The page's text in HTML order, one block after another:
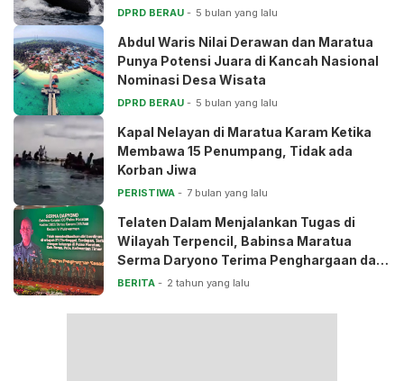
DPRD BERAU 5 bulan yang lalu
Abdul Waris Nilai Derawan dan Maratua
Punya Potensi Juara di Kancah Nasional
Nominasi Desa Wisata
DPRD BERAU 5 bulan yang lalu
Kapal Nelayan di Maratua Karam Ketika
Membawa 15 Penumpang, Tidak ada
Korban Jiwa
PERISTIWA 7 bulan yang lalu
Telaten Dalam Menjalankan Tugas di
Wilayah Terpencil, Babinsa Maratua
Serma Daryono Terima Penghargaan dari
Kasad
BERITA 2 tahun yang lalu